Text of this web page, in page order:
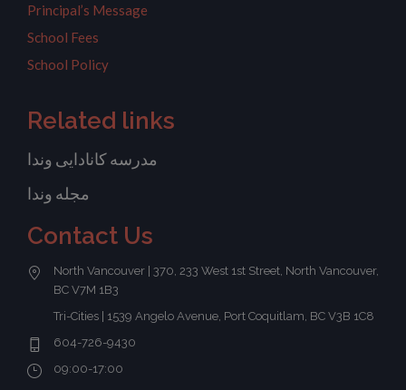
Principal’s Message
School Fees
School Policy
Related links
مدرسه کانادایی وندا
مجله وندا
Contact Us
North Vancouver | 370, 233 West 1st Street, North Vancouver,
BC V7M 1B3
Tri-Cities | 1539 Angelo Avenue, Port Coquitlam, BC V3B 1C8
604-726-9430
09:00-17:00